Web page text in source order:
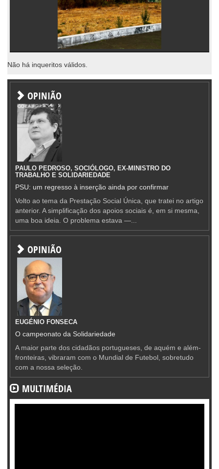
Não há inqueritos válidos.
OPINIÃO
PAULO PEDROSO, SOCIÓLOGO, EX-MINISTRO DO
TRABALHO E SOLIDARIEDADE
PSU: um regresso à inserção ainda por confirmar
Volto ao tema da Prestação Social Única, que tratei no artigo
anterior. A simplificação dos apoios sociais é, em si mesma,
uma boa ideia. O problema estava —...
OPINIÃO
EUGÉNIO FONSECA
O campeonato da Solidariedade
A maior parte dos cidadãos portugueses, de aquém e além-
fronteiras, vibraram com o Mundial de Futebol, sobretudo
com a nossa seleção.
MULTIMÉDIA